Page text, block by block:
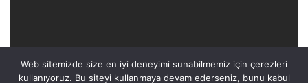
Web sitemizde size en iyi deneyimi sunabilmemiz için çerezleri
kullanıyoruz. Bu siteyi kullanmaya devam ederseniz, bunu kabul